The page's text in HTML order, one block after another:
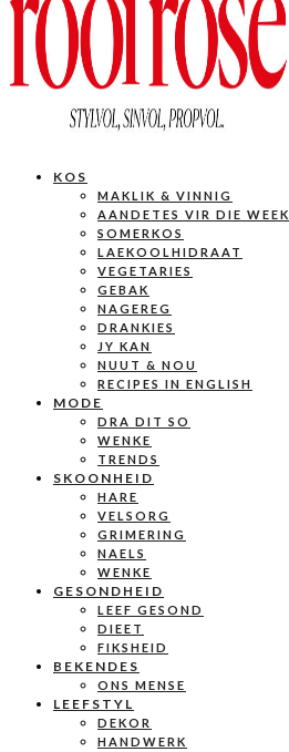
KOS
MAKLIK & VINNIG
AANDETES VIR DIE WEEK
SOMERKOS
LAEKOOLHIDRAAT
VEGETARIES
GEBAK
NAGEREG
DRANKIES
JY KAN
NUUT & NOU
RECIPES IN ENGLISH
MODE
DRA DIT SO
WENKE
TRENDS
SKOONHEID
HARE
VELSORG
GRIMERING
NAELS
WENKE
GESONDHEID
LEEF GESOND
DIEET
FIKSHEID
BEKENDES
ONS MENSE
LEEFSTYL
DEKOR
HANDWERK